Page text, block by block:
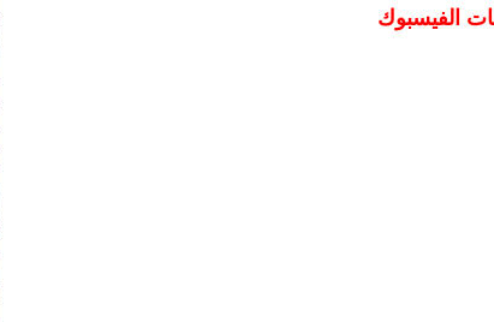
الفيسبوك